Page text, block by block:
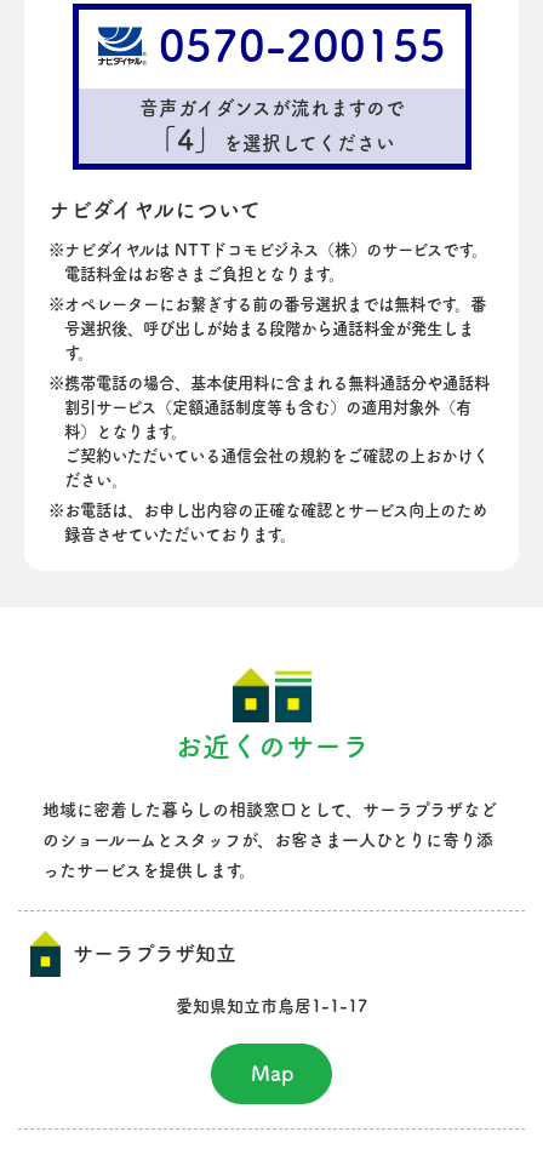
0570-200155
音声ガイダンスが流れますので
「4」 を選択してください
ナビダイヤルについて
ナビダイヤルは NTTドコモビジネス（株）のサービスです。
電話料金はお客さまご負担となります。
オペレーターにお繋ぎする前の番号選択までは無料です。番
号選択後、呼び出しが始まる段階から通話料金が発生しま
す。
携帯電話の場合、基本使用料に含まれる無料通話分や通話料
割引サービス（定額通話制度等も含む）の適用対象外（有
料）となります。
ご契約いただいている通信会社の規約をご確認の上おかけく
ださい。
お電話は、お申し出内容の正確な確認とサービス向上のため
録音させていただいております。
お近くのサーラ
地域に密着した暮らしの相談窓口として、サーラプラザなど
のショールームとスタッフが、
お客さま一人ひとりに寄り添
ったサービスを提供します。
サーラプラザ知立
愛知県知立市鳥居1-1-17
Map